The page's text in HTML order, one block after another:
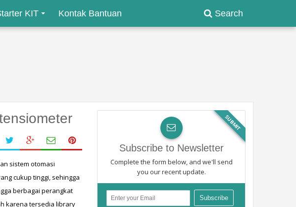
Search
KIT Kontak Bantuan
sistem otomasi
cukup tinggi, sehingga
berbagai perangkat
karena tersedia library
SUBMIT
Subscribe to Newsletter
Complete the form below, and we'll send
you our recent update.